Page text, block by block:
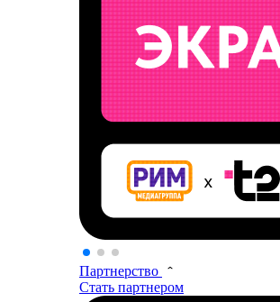
Партнерство
Стать партнером